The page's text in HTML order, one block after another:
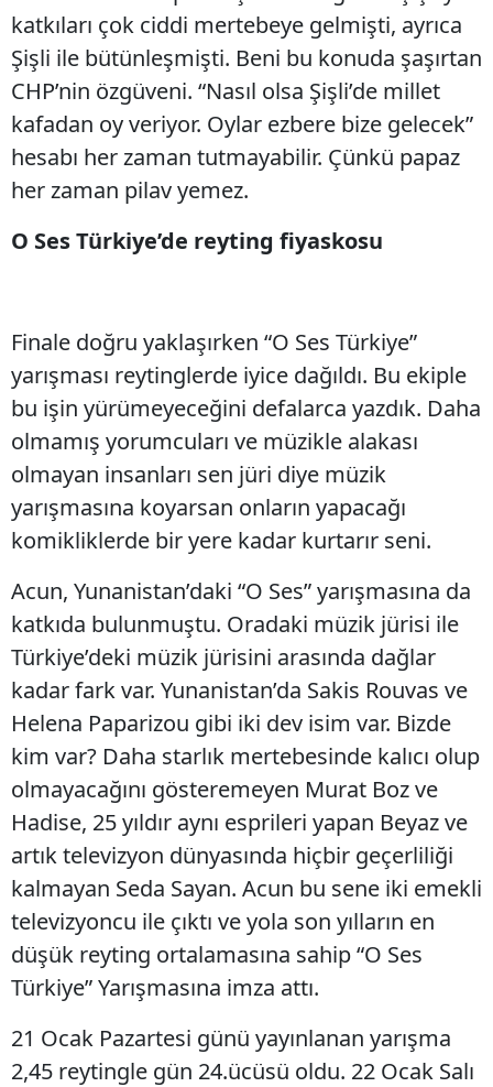
katkıları çok ciddi mertebeye gelmişti, ayrıca
Şişli ile bütünleşmişti. Beni bu konuda şaşırtan
CHP’nin özgüveni. “Nasıl olsa Şişli’de millet
kafadan oy veriyor. Oylar ezbere bize gelecek”
hesabı her zaman tutmayabilir. Çünkü papaz
her zaman pilav yemez.
O Ses Türkiye’de reyting fiyaskosu
Finale doğru yaklaşırken “O Ses Türkiye”
yarışması reytinglerde iyice dağıldı. Bu ekiple
bu işin yürümeyeceğini defalarca yazdık. Daha
olmamış yorumcuları ve müzikle alakası
olmayan insanları sen jüri diye müzik
yarışmasına koyarsan onların yapacağı
komikliklerde bir yere kadar kurtarır seni.
Acun, Yunanistan’daki “O Ses” yarışmasına da
katkıda bulunmuştu. Oradaki müzik jürisi ile
Türkiye’deki müzik jürisini arasında dağlar
kadar fark var. Yunanistan’da Sakis Rouvas ve
Helena Paparizou gibi iki dev isim var. Bizde
kim var? Daha starlık mertebesinde kalıcı olup
olmayacağını gösteremeyen Murat Boz ve
Hadise, 25 yıldır aynı esprileri yapan Beyaz ve
artık televizyon dünyasında hiçbir geçerliliği
kalmayan Seda Sayan. Acun bu sene iki emekli
televizyoncu ile çıktı ve yola son yılların en
düşük reyting ortalamasına sahip “O Ses
Türkiye” Yarışmasına imza attı.
21 Ocak Pazartesi günü yayınlanan yarışma
2,45 reytingle gün 24.ücüsü oldu. 22 Ocak Salı